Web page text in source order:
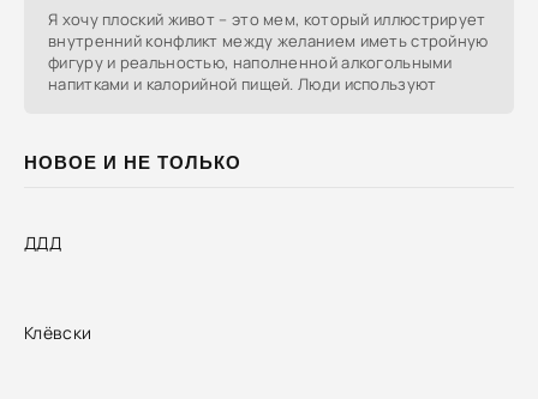
НОВОЕ И НЕ ТОЛЬКО
ДДД
Клёвски
Я хочу плоский живот – это мем, который иллюстрирует
внутренний конфликт между желанием иметь стройную
фигуру и реальностью, наполненной алкогольными
напитками и калорийной пищей. Люди используют